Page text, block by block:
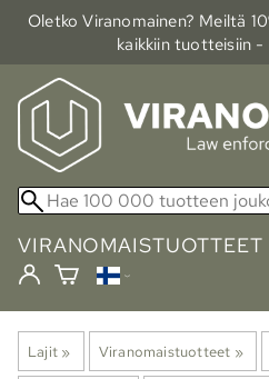
Oletko Viranomainen? Meiltä
kaikkiin tuotteisiin
VIRANOMAISTUOTTEET
Lajit ‪» Viranomaistuotteet ‪»